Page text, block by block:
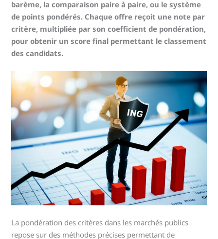
barème, la comparaison paire à paire, ou le système
de points pondérés. Chaque offre reçoit une note par
critère, multipliée par son coefficient de pondération,
pour obtenir un score final permettant le classement
des candidats.
La pondération des critères dans les marchés publics
repose sur des méthodes précises permettant de